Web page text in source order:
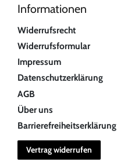
Informationen
Widerrufsrecht
Widerrufsformular
Impressum
Datenschutzerklärung
AGB
Über uns
Barrierefreiheitserklärung
Vertrag widerrufen